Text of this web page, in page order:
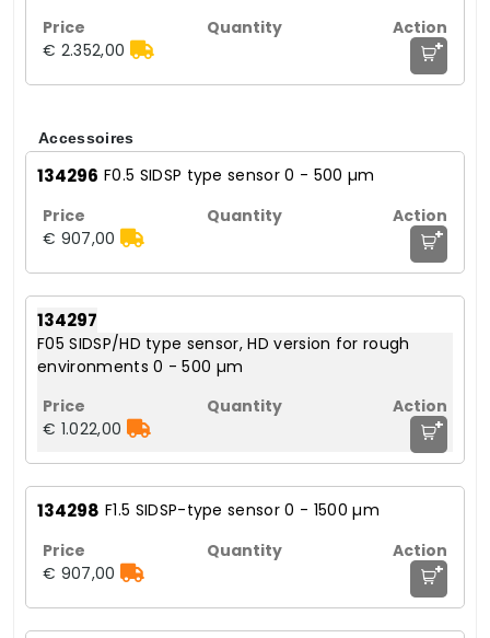
€ 2.352,00 +
Accessoires
134296 F0.5 SIDSP type sensor 0 - 500 µm
€ 907,00 +
134297
F05 SIDSP/HD type sensor, HD version for rough
environments 0 - 500 µm
€ 1.022,00 +
134298 F1.5 SIDSP-type sensor 0 - 1500 µm
€ 907,00 +